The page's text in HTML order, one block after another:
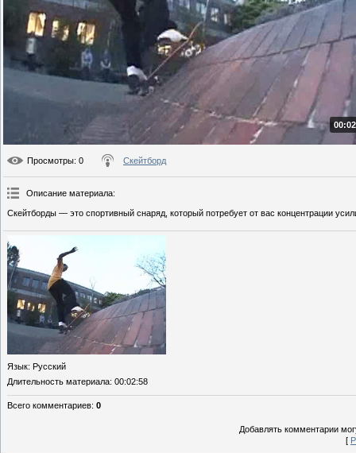
Просмотры: 0 Скейтборд
Описание материала:
Скейтборды — это спортивный снаряд, который потребует от вас концентрации
Язык: Русский
Длительность материала: 00:02:58
Всего комментариев: 0
Добавлять комментарии
[